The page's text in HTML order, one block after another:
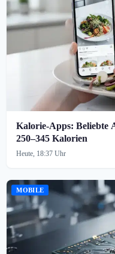
Kalorie-Apps: Beliebte
250–345 Kalorien
Heute, 18:37 Uhr
MOBILE